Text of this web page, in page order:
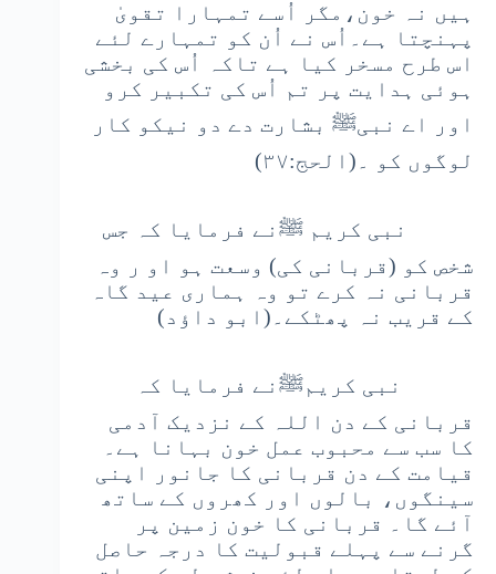
ہیں نہ خون،مگر اُسے تمہارا تقویٰ
پہنچتا ہے۔اُس نے اُن کو تمہارے لئے
اس طرح مسخر کیا ہے تاکہ اُس کی بخشی
ہوئی ہدایت پر تم اُس کی تکبیر کرو
اور اے نبیﷺ بشارت دے دو نیکو کار
لوگوں کو ۔(الحج:۳۷)
نبی کریم ﷺنے فرمایا کہ جس
شخص کو (قربانی کی) وسعت ہو او ر وہ
قربانی نہ کرے تو وہ ہماری عید گاہ
کے قریب نہ پھٹکے۔(ابو داؤد)
نبی کریمﷺنے فرمایا کہ
قربانی کے دن اللہ کے نزدیک آدمی
کا سب سے محبوب عمل خون بہانا ہے۔
قیامت کے دن قربانی کا جانور اپنی
سینگوں، بالوں اور کھروں کے ساتھ
آئے گا۔ قربانی کا خون زمین پر
گرنے سے پہلے قبولیت کا درجہ حاصل